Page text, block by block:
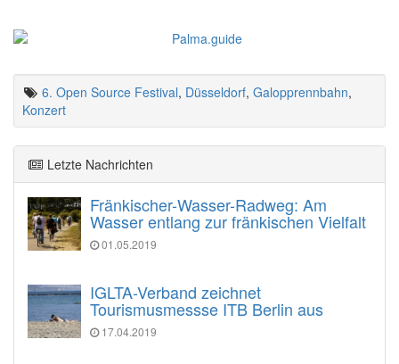
6. Open Source Festival, Düsseldorf, Galopprennbahn,
Konzert
Letzte Nachrichten
Fränkischer-Wasser-Radweg: Am
Wasser entlang zur fränkischen Vielfalt
01.05.2019
IGLTA-Verband zeichnet
Tourismusmessse ITB Berlin aus
17.04.2019